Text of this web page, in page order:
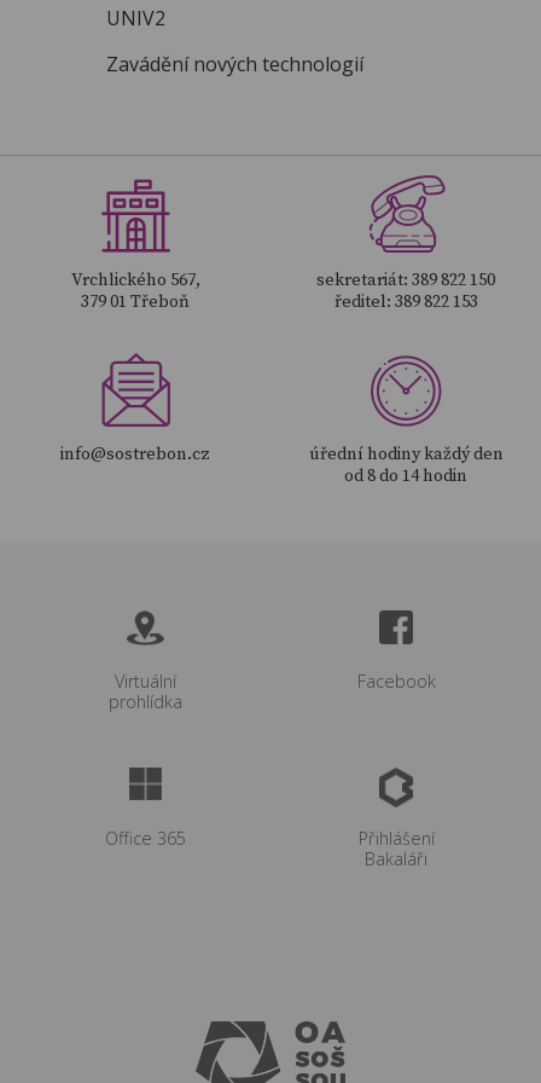
UNIV2
Zavádění nových technologií
Vrchlického 567,
379 01 Třeboň
sekretariát: 389 822 150
ředitel: 389 822 153
info@sostrebon.cz
úřední hodiny každý den
od 8 do 14 hodin
Virtuální
prohlídka
Facebook
Office 365
Přihlášení
Bakaláři